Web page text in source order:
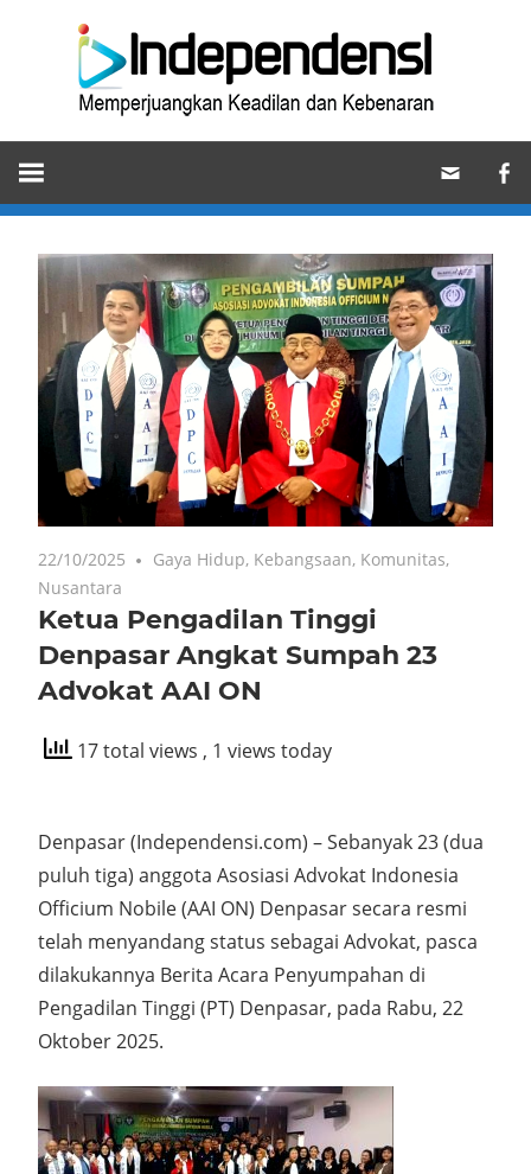
Memperjuangkan
Keadilan
dan
Kebenaran
22/10/2025 Gaya Hidup, Kebangsaan, Komunitas,
Nusantara
Ketua Pengadilan Tinggi
Denpasar Angkat Sumpah 23
Advokat AAI ON
17 total views , 1 views today
Denpasar (Independensi.com) – Sebanyak 23 (dua
puluh tiga) anggota Asosiasi Advokat Indonesia
Officium Nobile (AAI ON) Denpasar secara resmi
telah menyandang status sebagai Advokat, pasca
dilakukannya Berita Acara Penyumpahan di
Pengadilan Tinggi (PT) Denpasar, pada Rabu, 22
Oktober 2025.